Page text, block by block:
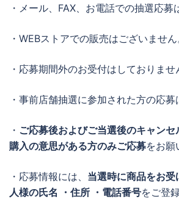
・メール、FAX、お電話での抽選応募
・WEBストアでの販売はございません
・応募期間外のお受付はしておりませ
・事前店舗抽選に参加された方の応募
・ ご応募後およびご当選後のキャン
購入の意思がある方のみご応募をお願
・応募情報には、 当選時に商品をお
人様の氏名 ・住所 ・電話番号をご登